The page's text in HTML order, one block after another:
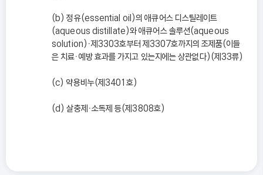
(b) 정유(essential oil)의 애큐어스 디스틸레이트
(aqueous distillate)와 애큐어스 솔루션(aqueous
solution)ㆍ제3303호부터 제3307호까지의 조제품(이들
은 치료ㆍ예방 효과를 가지고 있는지에는 상관없다)(제33류)
(c) 약용비누(제3401호)
(d) 살충제ㆍ소독제 등(제3808호)